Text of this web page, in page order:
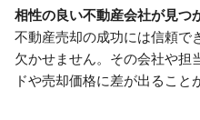
相性の良い不動産会社が見つ
不動産売却の成功には信頼で
欠かせません。その会社や担
ドや売却価格に差が出ること